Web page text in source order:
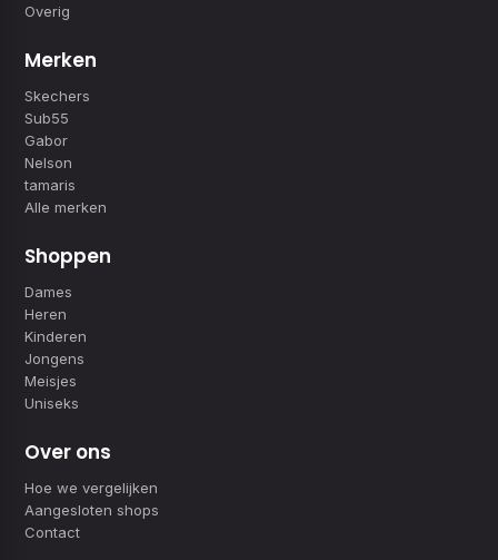
Overig
Merken
Skechers
Sub55
Gabor
Nelson
tamaris
Alle merken
Shoppen
Dames
Heren
Kinderen
Jongens
Meisjes
Uniseks
Over ons
Hoe we vergelijken
Aangesloten shops
Contact